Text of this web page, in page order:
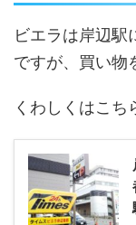
ビエラは岸辺駅
ですが、買い物
くわしくはこち